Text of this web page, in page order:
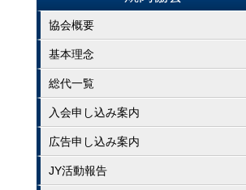
協会概要
基本理念
総代一覧
入会申し込み案内
広告申し込み案内
JY活動報告